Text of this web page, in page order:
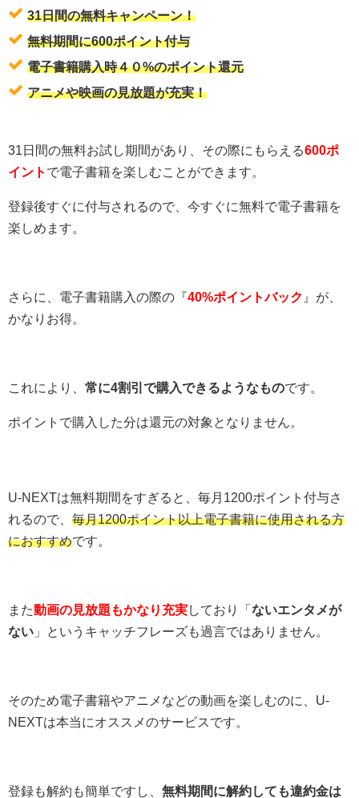
31日間の無料キャンペーン！
無料期間に600ポイント付与
電子書籍購入時４０%のポイント還元
アニメや映画の見放題が充実！
31日間の無料お試し期間があり、その際にもらえる600ポ
イント で電子書籍を楽しむことができます。
登録後すぐに付与されるので、今すぐに無料で電子書籍を
楽しめます。
さらに、電子書籍購入の際の『40%ポイントバック 』が、
かなりお得。
これにより、 常に4割引で購入できるようなものです。
ポイントで購入した分は還元の対象となりません。
U-NEXTは無料期間をすぎると、毎月1200ポイント付与さ
れるので、 毎月1200ポイント以上電子書籍に使用される方
におすすめです。
また動画の見放題もかなり充実しており「 ないエンタメが
ない 」というキャッチフレーズも過言ではありません。
そのため電子書籍やアニメなどの動画を楽しむのに、U-
NEXTは本当にオススメのサービスです。
登録も解約も簡単ですし、 無料期間に解約しても違約金は